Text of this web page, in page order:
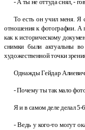
- А ты не оттуда снял, -
То есть он учил меня. Я
отношения к фотографии. А
как к историческому
снимки были актуальны
художественной точки
Однажды Гейдар Алиевич
- Почему ты так мало
Я и в самом деле делал 5-6
- Ведь у кого-то могут